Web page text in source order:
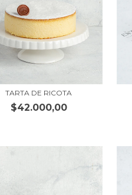
TARTA DE RICOTA
$42.000,00